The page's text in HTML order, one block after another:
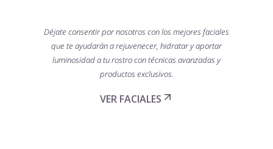
Déjate consentir por nosotros con los mejores faciales
que te ayudarán a rejuvenecer, hidratar y aportar
luminosidad a tu rostro con técnicas avanzadas y
productos exclusivos.
VER FACIALES